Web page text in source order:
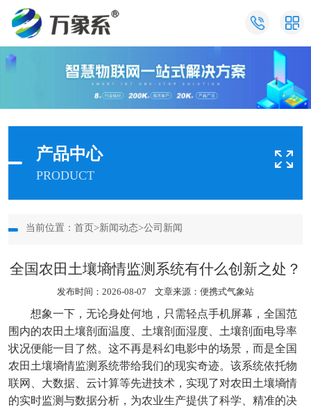
产品中心
PRODUCT
当前位置： 首页 >新闻动态>公司新闻
全国农田土壤墒情监测系统有什么创新之处？
发布时间：2026-08-07 文章来源： 便携式气象站
想象一下，无论身处何地，只需轻点手机屏幕，全国范
围内的农田土壤剖面温度、土壤剖面湿度、土壤剖面电导率
状况便能一目了然。这不再是科幻电影中的场景，而是全国
农田土壤墒情监测系统带给我们的现实奇迹。该系统依托物
联网、大数据、云计算等先进技术，实现了对农田土壤墒情
的实时监测与数据分析，为农业生产提供了科学、精准的决